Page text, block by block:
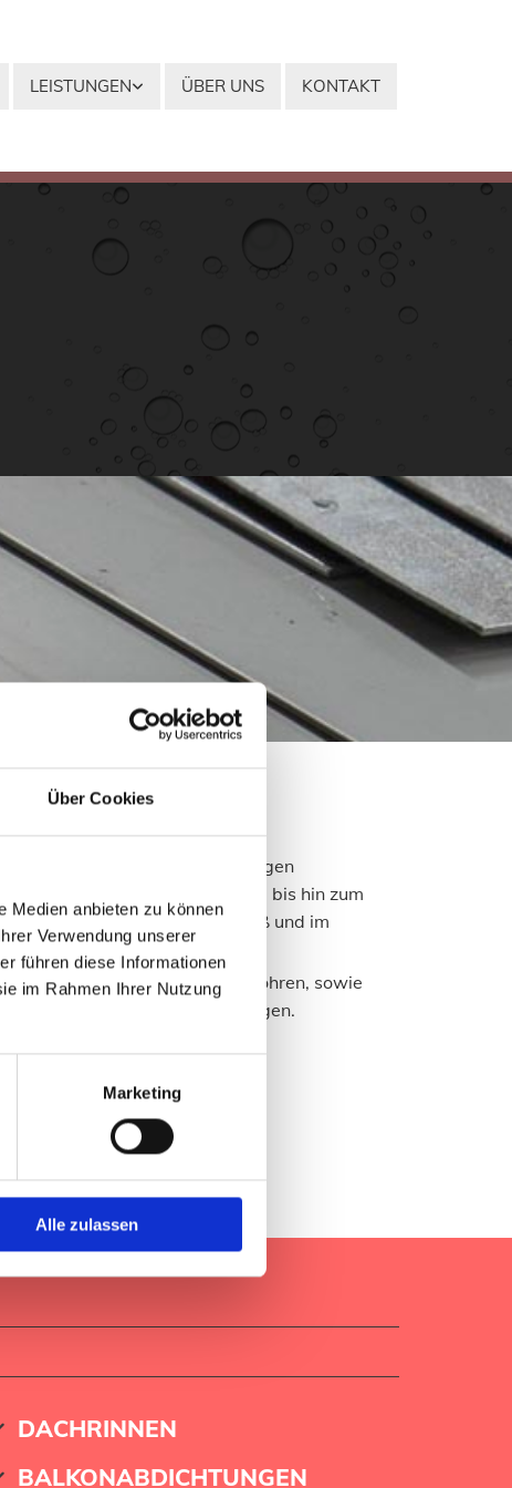
Über Cookies
Medien anbieten zu können
Verwendung unserer
führen diese Informationen
im Rahmen Ihrer Nutzung
Marketing
Alle zulassen
LEISTUNGEN ÜBER UNS KONTAKT
im Umgang mit Blech, sie fertigen
über Gaubenverkleidung bis hin zum
für Sie nach Maß und im
dem dazu gehörenden Fallrohren, sowie
in verschiedenen Ausführungen.
DACHRINNEN
BALKONABDICHTUNGEN